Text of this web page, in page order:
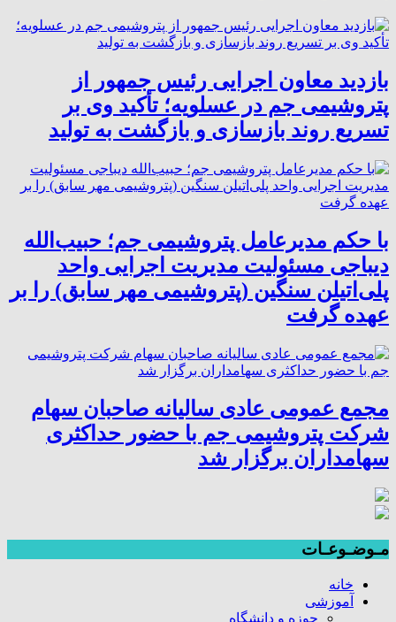
بازدید معاون اجرایی رئیس جمهور از
پتروشیمی جم در عسلویه؛ تأکید وی بر
تسریع روند بازسازی و بازگشت به تولید
با حکم مدیرعامل پتروشیمی جم؛ حبیب‌الله
دیباجی مسئولیت مدیریت اجرایی واحد
پلی‌اتیلن سنگین (پتروشیمی مهر سابق) را بر
عهده گرفت
مجمع عمومی عادی سالیانه صاحبان سهام
شرکت پتروشیمی جم با حضور حداکثری
سهامداران برگزار شد
مـوضـوعـات
خانه
آموزشی
حوزه و دانشگاه